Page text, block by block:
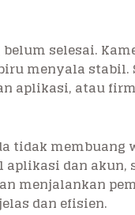
selesai.
menyala stabil.
aplikasi, atau
tidak membuang
dan akun,
menjalankan
dan efisien.